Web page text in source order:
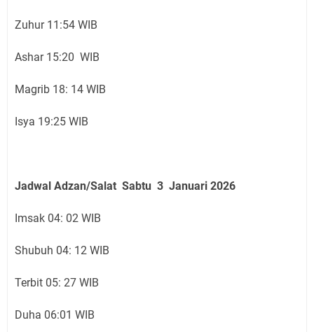
Zuhur 11:54 WIB
Ashar 15:20 WIB
Magrib 18: 14 WIB
Isya 19:25 WIB
Jadwal Adzan/Salat Sabtu 3 Januari 2026
Imsak 04: 02 WIB
Shubuh 04: 12 WIB
Terbit 05: 27 WIB
Duha 06:01 WIB